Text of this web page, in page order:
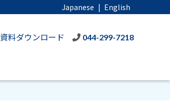
資料ダウンロード 044-299-7218
Japanese | English